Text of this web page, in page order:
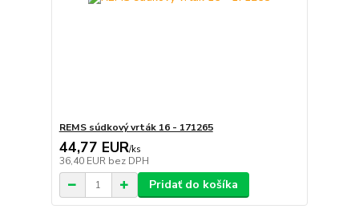
REMS súdkový vrták 16 - 171265
44,77 EUR/ks
36,40 EUR bez DPH
Pridať do košíka